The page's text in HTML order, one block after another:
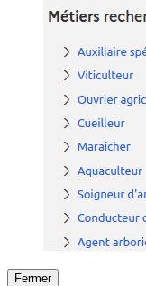
Fermer